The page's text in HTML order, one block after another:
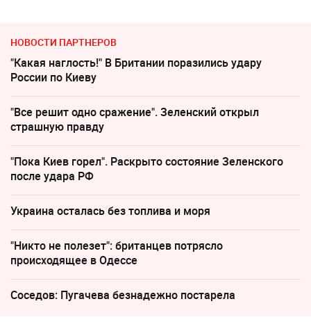
НОВОСТИ ПАРТНЕРОВ
"Какая наглость!" В Британии поразились удару
России по Киеву
"Все решит одно сражение". Зеленский открыл
страшную правду
"Пока Киев горел". Раскрыто состояние Зеленского
после удара РФ
Украина осталась без топлива и моря
"Никто не полезет": британцев потрясло
происходящее в Одессе
Соседов: Пугачева безнадежно постарела